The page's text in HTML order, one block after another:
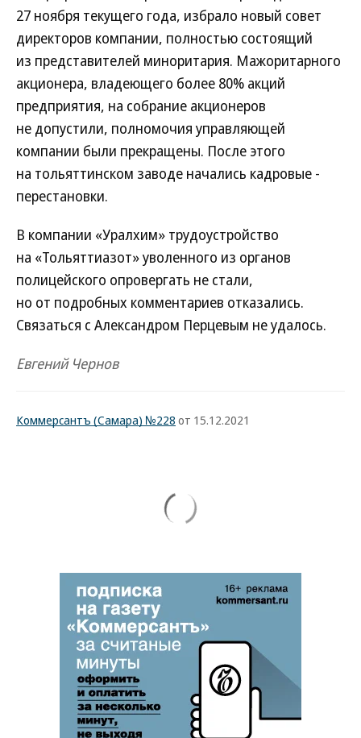
27 ноября текущего года, избрало новый совет
директоров компании, полностью состоящий
из представителей миноритария. Мажоритарного
акционера, владеющего более 80% акций
предприятия, на собрание акционеров
не допустили, полномочия управляющей
компании были прекращены. После этого
на тольяттинском заводе начались кадровые ­
перестановки.
В компании «Уралхим» трудоустройство
на «Тольяттиазот» уволенного из органов
полицейского опровергать не стали,
но от подробных комментариев отказались.
Связаться с Александром Перцевым не удалось.
Евгений Чернов
Коммерсантъ (Самара) №228 от 15.12.2021